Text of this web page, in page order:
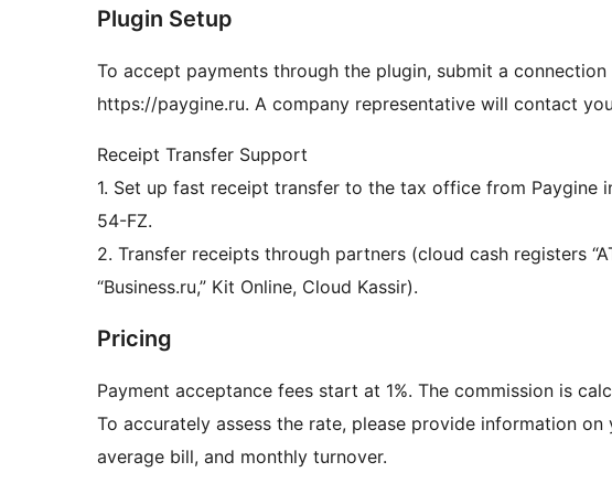
Plugin Setup
To accept payments through the plugin, submit a
https://paygine.ru. A company representative will contact
Receipt Transfer Support
1. Set up fast receipt transfer to the tax office from Paygine
54-FZ.
2. Transfer receipts through partners (cloud cash registers
“Business.ru,” Kit Online, Cloud Kassir).
Pricing
Payment acceptance fees start at 1%. The commission is
To accurately assess the rate, please provide information
average bill, and monthly turnover.